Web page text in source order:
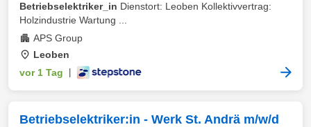
Betriebselektriker_in Dienstort: Leoben Kollektivvertrag:
Holzindustrie Wartung ...
APS Group
Leoben
vor 1 Tag
Betriebselektriker:in - Werk St. Andrä m/w/d